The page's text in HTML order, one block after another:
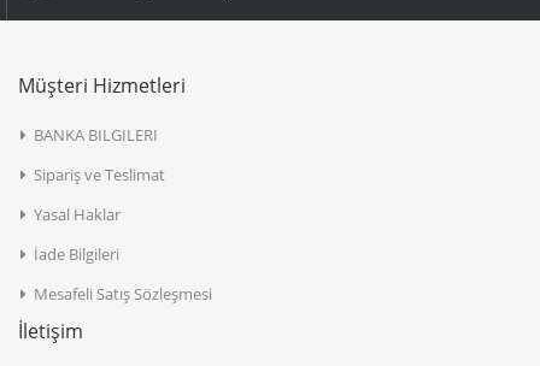
Müşteri Hizmetleri
BANKA BILGILERI
Sipariş ve Teslimat
Yasal Haklar
İade Bilgileri
Mesafeli Satış Sözleşmesi
İletişim